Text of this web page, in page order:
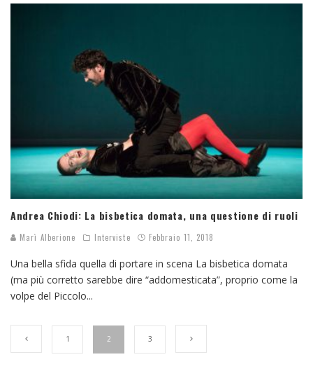
Andrea Chiodi: La bisbetica domata, una questione di ruoli
Marì Alberione Interviste Febbraio 11, 2018
Una bella sfida quella di portare in scena La bisbetica domata
(ma più corretto sarebbe dire “addomesticata”, proprio come la
volpe del Piccolo...
1 2 3